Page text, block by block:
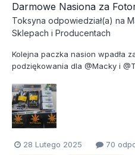
Darmowe Nasiona za
Toksyna odpowiedział(a) na
Sklepach i Producentach
Kolejna paczka nasion wpadła
podziękowania dla @Macky i
28 Lutego 2025 70